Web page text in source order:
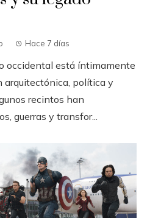
Hace 7 días
occidental está íntimamente
arquitectónica, política y
recintos han
guerras y transfor...